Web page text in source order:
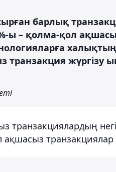
барлық
ы – қолма-қол
халықтың
транзакция жүргізу
ақшасыз транзакциялар